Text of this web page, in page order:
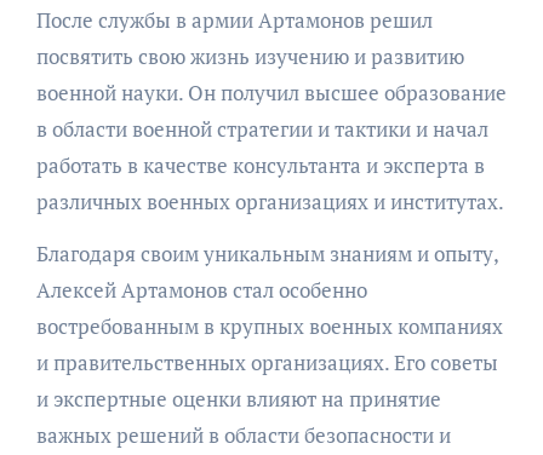
После службы в армии Артамонов решил
посвятить свою жизнь изучению и развитию
военной науки. Он получил высшее образование
в области военной стратегии и тактики и начал
работать в качестве консультанта и эксперта в
различных военных организациях и институтах.
Благодаря своим уникальным знаниям и опыту,
Алексей Артамонов стал особенно
востребованным в крупных военных компаниях
и правительственных организациях. Его советы
и экспертные оценки влияют на принятие
важных решений в области безопасности и